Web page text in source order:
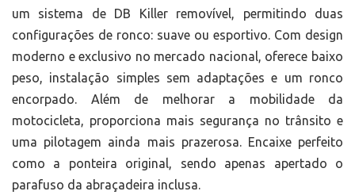
um sistema de DB Killer removível, permitindo duas
configurações de ronco: suave ou esportivo. Com design
moderno e exclusivo no mercado nacional, oferece baixo
peso, instalação simples sem adaptações e um ronco
encorpado. Além de melhorar a mobilidade da
motocicleta, proporciona mais segurança no trânsito e
uma pilotagem ainda mais prazerosa. Encaixe perfeito
como a ponteira original, sendo apenas apertado o
parafuso da abraçadeira inclusa.